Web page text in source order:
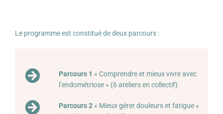
Le programme est constitué de deux parcours :
Parcours 1 « Comprendre et mieux vivre avec
l’endométriose » (6 ateliers en collectif)
Parcours 2« Mieux gérer douleurs et fatigue »